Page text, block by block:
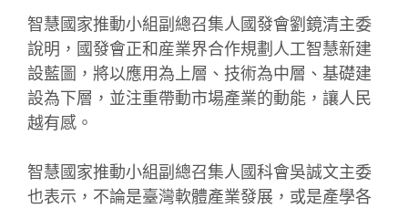
智慧國家推動小組副總召集人國發會劉鏡清主委
說明，國發會正和産業界合作規劃人工智慧新建
設藍圖，將以應用為上層、技術為中層、基礎建
設為下層，並注重帶動市場產業的動能，讓人民
越有感。
智慧國家推動小組副總召集人國科會吳誠文主委
也表示，不論是臺灣軟體產業發展，或是產學各